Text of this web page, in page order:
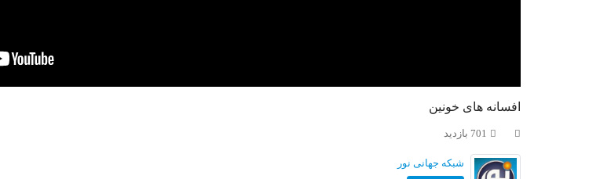
افسانه های خونین
701 بازدید
شبکه جهانی نور